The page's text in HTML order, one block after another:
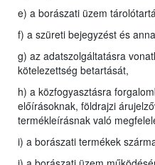
e) a borászati üzem
f) a szüreti bejegyzést és
g) az adatszolgáltatásra
kötelezettség betartását,
h) a közfogyasztásra
előírásoknak, földrajzi
termékleírásnak való
i) a borászati termékek